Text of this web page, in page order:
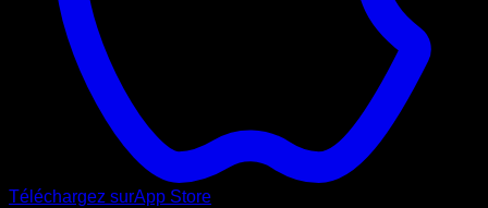
Téléchargez surApp Store